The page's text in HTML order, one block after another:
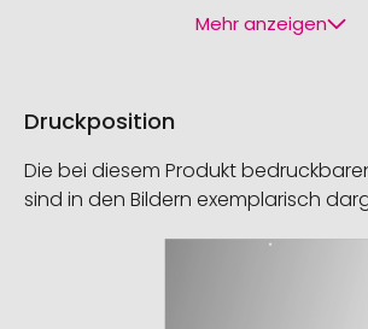
Mehr anzeigen
Druckposition
Die bei diesem Produkt
sind in den Bildern exemplarisch